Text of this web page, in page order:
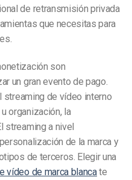
de retransmisión privada
que necesitas para
son
un gran evento de pago.
streaming de vídeo interno
organización, la
streaming a nivel
de la marca y
de terceros. Elegir una
vídeo de marca blancate